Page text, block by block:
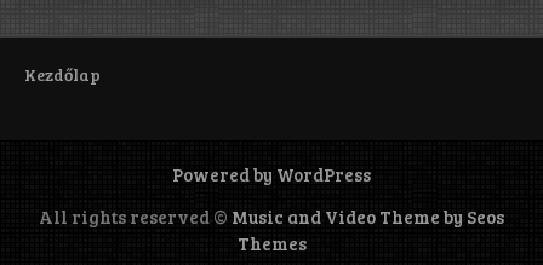
Kezdőlap
Powered by WordPress
All rights reserved © Music and Video Theme by Seos
Themes